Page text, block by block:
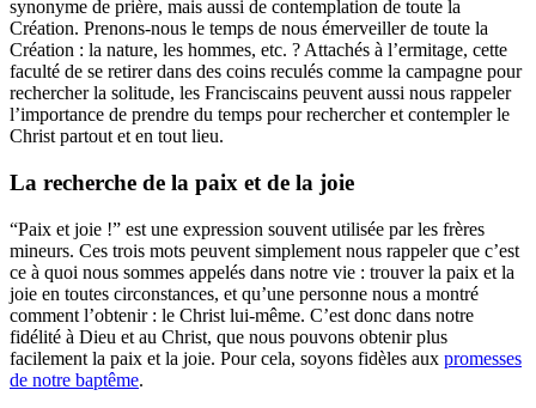
synonyme de prière, mais aussi de contemplation de toute la
Création. Prenons-nous le temps de nous émerveiller de toute la
Création : la nature, les hommes, etc. ? Attachés à l’ermitage, cette
faculté de se retirer dans des coins reculés comme la campagne pour
rechercher la solitude, les Franciscains peuvent aussi nous rappeler
l’importance de prendre du temps pour rechercher et contempler le
Christ partout et en tout lieu.
La recherche de la paix et de la joie
“Paix et joie !” est une expression souvent utilisée par les frères
mineurs. Ces trois mots peuvent simplement nous rappeler que c’est
ce à quoi nous sommes appelés dans notre vie : trouver la paix et la
joie en toutes circonstances, et qu’une personne nous a montré
comment l’obtenir : le Christ lui-même. C’est donc dans notre
fidélité à Dieu et au Christ, que nous pouvons obtenir plus
facilement la paix et la joie. Pour cela, soyons fidèles aux promesses
de notre baptême.